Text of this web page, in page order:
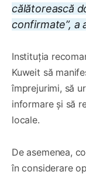
călătorească
confirmate”, a
Instituția
Kuweit să
împrejurimi, să
informare și să
locale.
De asemenea,
în considerare